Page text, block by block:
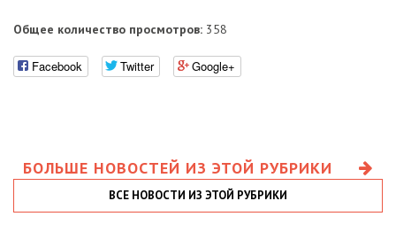
Общее количество просмотров: 358
Facebook Twitter Google+
БОЛЬШЕ НОВОСТЕЙ ИЗ ЭТОЙ РУБРИКИ
ВСЕ НОВОСТИ ИЗ ЭТОЙ РУБРИКИ